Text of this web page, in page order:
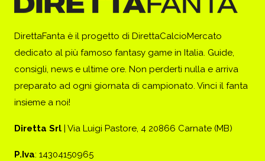
DirettaFanta è il progetto di DirettaCalcioMercato
dedicato al più famoso fantasy game in Italia. Guide,
consigli, news e ultime ore. Non perderti nulla e arriva
preparato ad ogni giornata di campionato. Vinci il fanta
insieme a noi!
Diretta Srl | Via Luigi Pastore, 4 20866 Carnate (MB)
P.Iva: 14304150965